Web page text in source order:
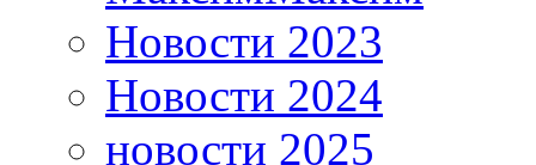
Новости 2023
Новости 2024
новости 2025